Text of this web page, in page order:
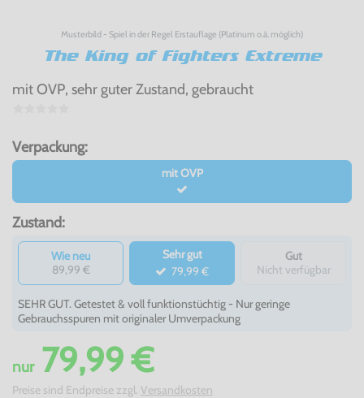
Musterbild - Spiel in der Regel Erstauflage (Platinum o.ä. möglich)
The King of Fighters Extreme
mit OVP, sehr guter Zustand, gebraucht
Verpackung:
mit OVP
Zustand:
Wie neu
89,99 €
Sehr gut
79,99 €
Gut
Nicht verfügbar
SEHR GUT. Getestet & voll funktionstüchtig - Nur geringe
Gebrauchsspuren mit originaler Umverpackung
nur79,99 €
Preise sind Endpreise zzgl. Versandkosten